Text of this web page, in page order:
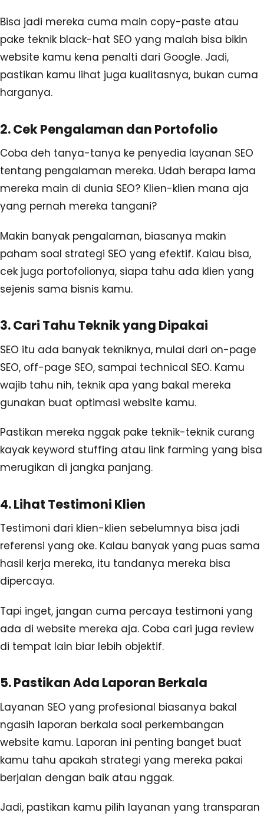
Bisa jadi mereka cuma main copy-paste atau
pake teknik black-hat SEO yang malah bisa bikin
website kamu kena penalti dari Google. Jadi,
pastikan kamu lihat juga kualitasnya, bukan cuma
harganya.
2. Cek Pengalaman dan Portofolio
Coba deh tanya-tanya ke penyedia layanan SEO
tentang pengalaman mereka. Udah berapa lama
mereka main di dunia SEO? Klien-klien mana aja
yang pernah mereka tangani?
Makin banyak pengalaman, biasanya makin
paham soal strategi SEO yang efektif. Kalau bisa,
cek juga portofolionya, siapa tahu ada klien yang
sejenis sama bisnis kamu.
3. Cari Tahu Teknik yang Dipakai
SEO itu ada banyak tekniknya, mulai dari on-page
SEO, off-page SEO, sampai technical SEO. Kamu
wajib tahu nih, teknik apa yang bakal mereka
gunakan buat optimasi website kamu.
Pastikan mereka nggak pake teknik-teknik curang
kayak keyword stuffing atau link farming yang bisa
merugikan di jangka panjang.
4. Lihat Testimoni Klien
Testimoni dari klien-klien sebelumnya bisa jadi
referensi yang oke. Kalau banyak yang puas sama
hasil kerja mereka, itu tandanya mereka bisa
dipercaya.
Tapi inget, jangan cuma percaya testimoni yang
ada di website mereka aja. Coba cari juga review
di tempat lain biar lebih objektif.
5. Pastikan Ada Laporan Berkala
Layanan SEO yang profesional biasanya bakal
ngasih laporan berkala soal perkembangan
website kamu. Laporan ini penting banget buat
kamu tahu apakah strategi yang mereka pakai
berjalan dengan baik atau nggak.
Jadi, pastikan kamu pilih layanan yang transparan